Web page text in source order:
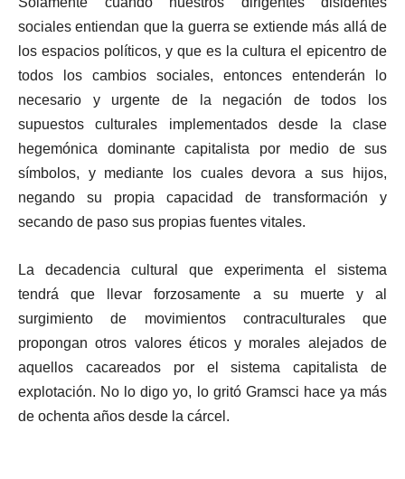
sociales entiendan que la guerra se extiende más allá de
los espacios políticos, y que es la cultura el epicentro de
todos los cambios sociales, entonces entenderán lo
necesario y urgente de la negación de todos los
supuestos culturales implementados desde la clase
hegemónica dominante capitalista por medio de sus
símbolos, y mediante los cuales devora a sus hijos,
negando su propia capacidad de transformación y
secando de paso sus propias fuentes vitales.
La decadencia cultural que experimenta el sistema
tendrá que llevar forzosamente a su muerte y al
surgimiento de movimientos contraculturales que
propongan otros valores éticos y morales alejados de
aquellos cacareados por el sistema capitalista de
explotación. No lo digo yo, lo gritó Gramsci hace ya más
de ochenta años desde la cárcel.